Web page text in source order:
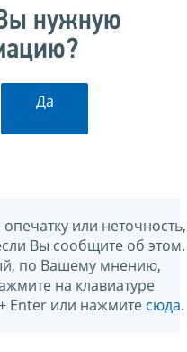
нужную
Да
или неточность,
Вы сообщите об этом.
по Вашему мнению,
на клавиатуре
Enter или нажмите сюда.